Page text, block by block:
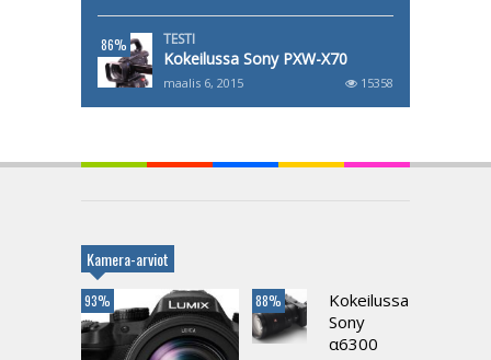
86% TESTI
Kokeilussa Sony PXW-X70
maalis 6, 2015 15358
Kamera-arviot
93% 88%
Kokeilussa
Sony
α6300